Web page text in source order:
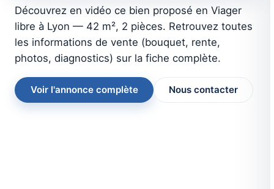
Découvrez en vidéo ce bien proposé en Viager
libre à Lyon — 42 m², 2 pièces. Retrouvez toutes
les informations de vente (bouquet, rente,
photos, diagnostics) sur la fiche complète.
Voir l'annonce complète Nous contacter